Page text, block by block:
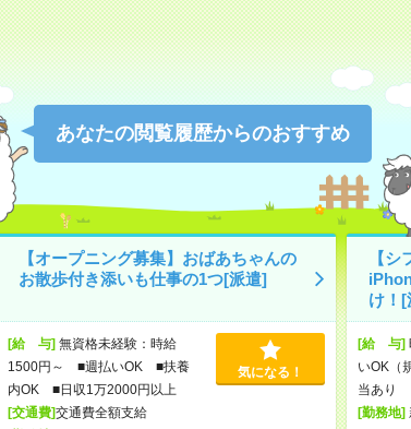
あなたの閲覧履歴からのおすすめ
【オープニング募集】おばあちゃんの
お散歩付き添いも仕事の1つ[派遣]
[給 与]無資格未経験：時給
1500円～ ■週払いOK ■扶養
内OK ■日収1万2000円以上
[交通費]交通費全額支給
気になる！
【
け！[
[給 与]
いOK（
当あり
[勤務地]